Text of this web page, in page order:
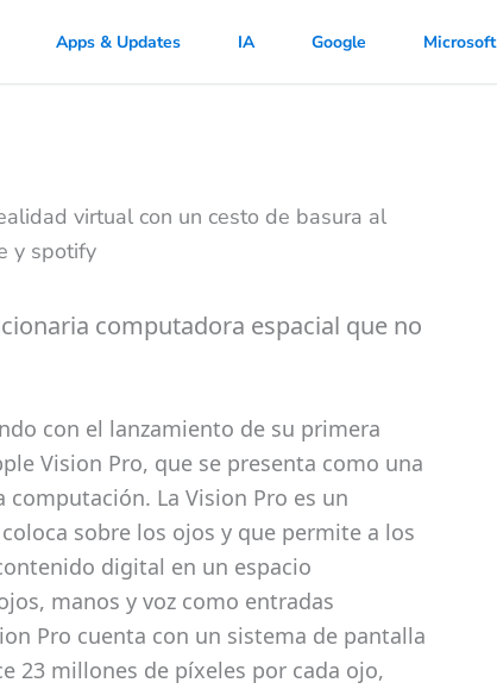
Apps & Updates IA Google Microsoft
computadora espacial que no
con el lanzamiento de su primera
Vision Pro, que se presenta como una
La Vision Pro es un
sobre los ojos y que permite a los
digital en un espacio
manos y voz como entradas
Pro cuenta con un sistema de pantalla
23 millones de píxeles por cada ojo,